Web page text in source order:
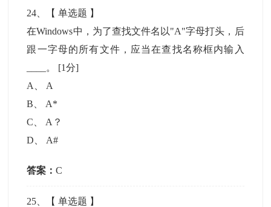
24 、【单选题 】
在Windows中，为了查找文件名以"A"字母打头，后
跟一字母的所有文件，应当在查找名称框内输入
____。 [1分]
A
A
B
A*
C
A？
D
A#
答案：C
25 、【单选题 】